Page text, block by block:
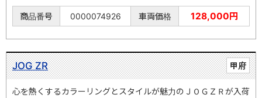
商品番号 0000074926 車両価格 128,000円
甲府
JOG ZR
心を熱くするカラーリングとスタイルが魅力のＪＯＧＺＲが入荷